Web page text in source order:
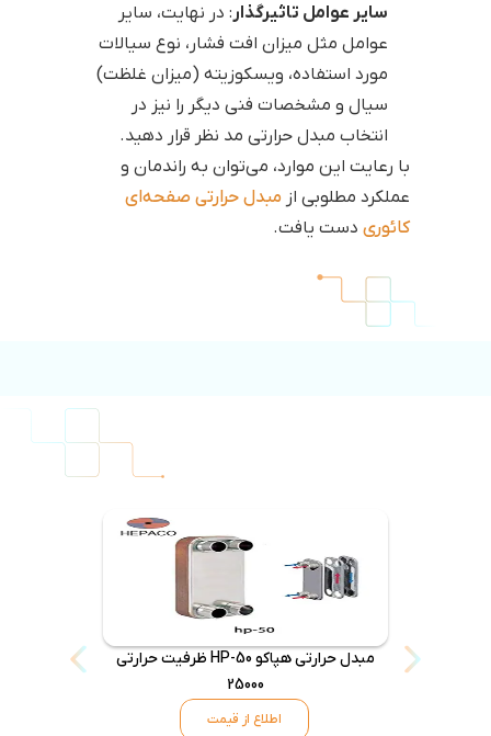
سایر عوامل تاثیرگذار : در نهایت، سایر
عوامل مثل میزان افت فشار، نوع سیالات
مورد استفاده، ویسکوزیته (میزان غلظت)
سیال و مشخصات فنی دیگر را نیز در
انتخاب مبدل حرارتی مد نظر قرار دهید.
با رعایت این موارد، می‌توان به راندمان و
عملکرد مطلوبی از مبدل حرارتی صفحه‌ای
کائوری دست یافت.
مبدل حرارتی هپاکو HP-50 ظرفیت حرارتی
25000
اطلاع از قیمت